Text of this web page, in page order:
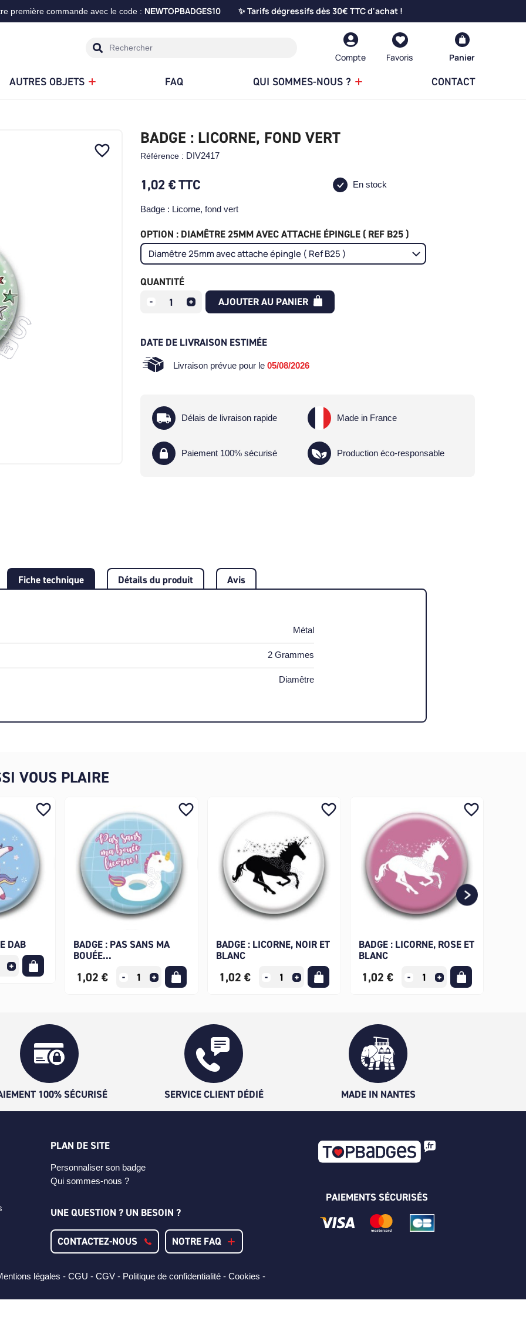
première commande avec le code : NEWTOPBADGES10 ✨ Tarifs dégressifs dès 30€ TTC d'achat !
Compte
AUTRES OBJETS FAQ QUI SOMMES-NOUS ? CONTACT
Panier
favorite_border
BADGE : LICORNE, FOND VERT
Référence : DIV2417
1,02 €TTC En stock
Badge : Licorne, fond vert
OPTION : DIAMÊTRE 25MM AVEC ATTACHE ÉPINGLE ( REF B25 )
QUANTITÉ
AJOUTER AU PANIER
DATE DE LIVRAISON ESTIMÉE
Livraison prévue pour le 05/08/2026
Délais de livraison rapide Made in France
Paiement 100% sécurisé Production éco-responsable
Fiche technique Détails du produit Avis
Métal
2 Grammes
Diamêtre
VOUS PLAIRE
DAB
favorite_border
BADGE : PAS SANS MA
BOUÉE...
1,02 €
favorite_border
BADGE : LICORNE, NOIR ET
BLANC
1,02 €
favorite_border
BADGE : LICORNE, ROSE ET
BLANC
1,02 €
favorite_border
100% SÉCURISÉ SERVICE CLIENT DÉDIÉ MADE IN NANTES
PLAN DE SITE
Personnaliser son badge
Qui sommes-nous ?
UNE QUESTION ? UN BESOIN ?
CONTACTEZ-NOUS NOTRE FAQ
PAIEMENTS SÉCURISÉS
légales - CGU - CGV - Politique de confidentialité - Cookies -